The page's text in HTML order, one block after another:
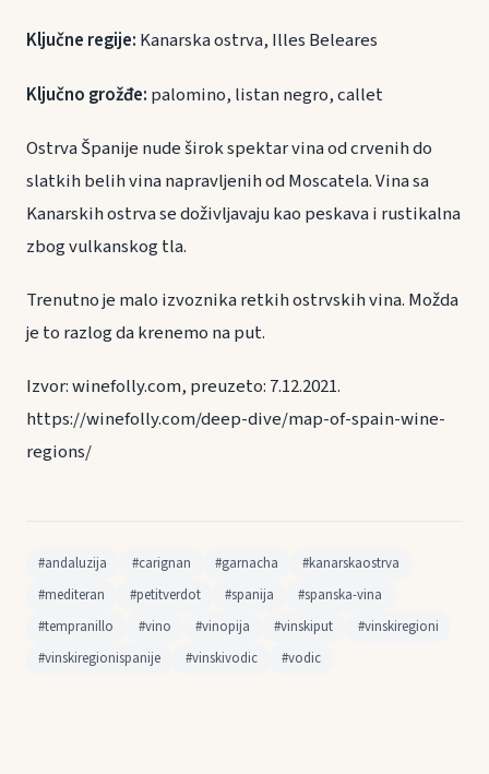
Ključne regije: Kanarska ostrva, Illes Beleares
Ključno grožđe: palomino, listan negro, callet
Ostrva Španije nude širok spektar vina od crvenih do
slatkih belih vina napravljenih od Moscatela. Vina sa
Kanarskih ostrva se doživljavaju kao peskava i rustikalna
zbog vulkanskog tla.
Trenutno je malo izvoznika retkih ostrvskih vina. Možda
je to razlog da krenemo na put.
Izvor: winefolly.com, preuzeto: 7.12.2021.
https://winefolly.com/deep-dive/map-of-spain-wine-
regions/
#andaluzija #carignan #garnacha
#kanarskaostrva
#mediteran
#petitverdot #spanija
#spanska-vina
#tempranillo
#vino #vinopija #vinskiput
#vinskiregioni
#vinskiregionispanije
#vinskivodic #vodic